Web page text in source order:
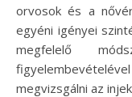
orvosok és a
egyéni igényei
megfelelő
megvizsgálni az